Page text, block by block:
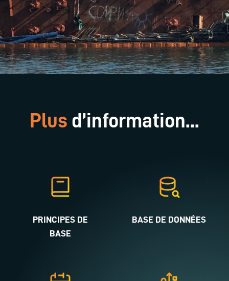
Plus d’information...
PRINCIPES DE
BASE
BASE DE DONNÉES